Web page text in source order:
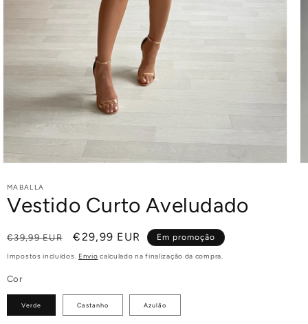
MABALLA
Vestido Curto Aveludado
Preço
normal
€39,99 EUR
Preço
de
€29,99 EUR Em promoção
Impostos incluídos. Envio calculado na finalização da compra.
Cor
Verde Castanho Azulão